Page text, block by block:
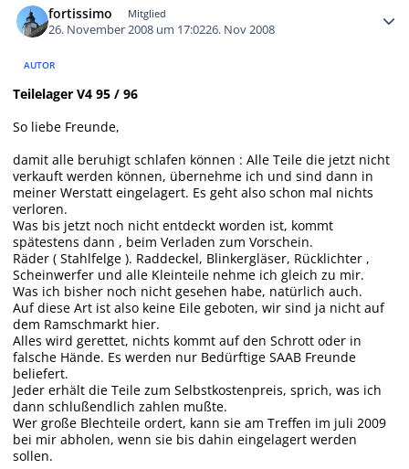
fortissimo Mitglied
26. November 2008 um 17:0226. Nov 2008
AUTOR
Teilelager V4 95 / 96
So liebe Freunde,
damit alle beruhigt schlafen können : Alle Teile die jetzt nicht
verkauft werden können, übernehme ich und sind dann in
meiner Werstatt eingelagert. Es geht also schon mal nichts
verloren.
Was bis jetzt noch nicht entdeckt worden ist, kommt
spätestens dann , beim Verladen zum Vorschein.
Räder ( Stahlfelge ). Raddeckel, Blinkergläser, Rücklichter ,
Scheinwerfer und alle Kleinteile nehme ich gleich zu mir.
Was ich bisher noch nicht gesehen habe, natürlich auch.
Auf diese Art ist also keine Eile geboten, wir sind ja nicht auf
dem Ramschmarkt hier.
Alles wird gerettet, nichts kommt auf den Schrott oder in
falsche Hände. Es werden nur Bedürftige SAAB Freunde
beliefert.
Jeder erhält die Teile zum Selbstkostenpreis, sprich, was ich
dann schlußendlich zahlen mußte.
Wer große Blechteile ordert, kann sie am Treffen im juli 2009
bei mir abholen, wenn sie bis dahin eingelagert werden
sollen.